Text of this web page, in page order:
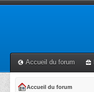
Accueil du forum
Accueil du forum